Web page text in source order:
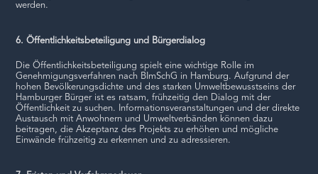
werden.
6. Öffentlichkeitsbeteiligung und Bürgerdialog
Die Öffentlichkeitsbeteiligung spielt eine wichtige Rolle im
Genehmigungsverfahren nach BImSchG in Hamburg. Aufgrund der
hohen Bevölkerungsdichte und des starken Umweltbewusstseins der
Hamburger Bürger ist es ratsam, frühzeitig den Dialog mit der
Öffentlichkeit zu suchen. Informationsveranstaltungen und der direkte
Austausch mit Anwohnern und Umweltverbänden können dazu
beitragen, die Akzeptanz des Projekts zu erhöhen und mögliche
Einwände frühzeitig zu erkennen und zu adressieren.